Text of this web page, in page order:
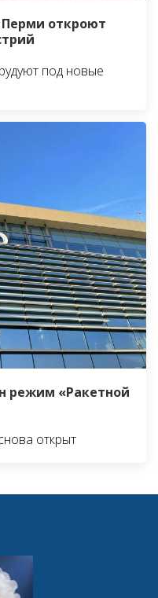
Перми откроют
под новые
режим «Ракетной
открыт